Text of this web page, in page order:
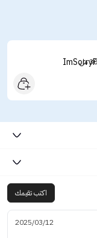
اكتب تقيمك
2025/03/12